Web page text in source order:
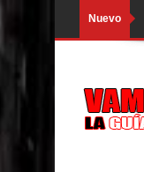
Nuevo